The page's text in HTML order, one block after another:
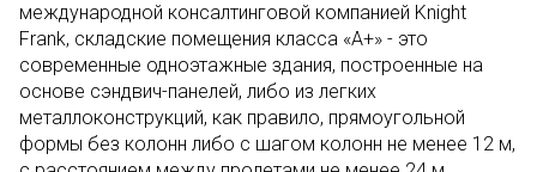
международной консалтинговой компанией Knight
Frank, складские помещения класса «А+» - это
современные одноэтажные здания, построенные на
основе сэндвич-панелей, либо из легких
металлоконструкций, как правило, прямоугольной
формы без колонн либо с шагом колонн не менее 12 м,